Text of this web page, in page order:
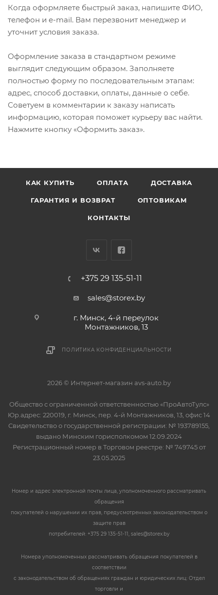
Когда оформляете быстрый заказ, напишите ФИО,
телефон и e-mail. Вам перезвонит менеджер и
уточнит условия заказа.
Оформление заказа в стандартном режиме
выглядит следующим образом. Заполняете
полностью форму по последовательным этапам:
адрес, способ доставки, оплаты, данные о себе.
Советуем в комментарии к заказу написать
информацию, которая поможет курьеру вас найти.
Нажмите кнопку «Оформить заказ».
КАК КУПИТЬ ОПЛАТА ДОСТАВКА
ГАРАНТИЯ И ВОЗВРАТ ОПТОВИКАМ
КОНТАКТЫ
+375 29 135-51-11
sales@storex.by
г. Минск, 4-й переулок
Монтажников, 13
ПОЛИТИКА КОНФИДЕНЦИАЛЬНОСТИ
2026 © Интернет-магазин avs-auto.by
Общество с ограниченной ответственностью «ПроАвтоТулс»
Юр.адрес: 220019, г. Минск, пер. 4-й Монтажников, 13, офис 14
Свидетельство о государственной регистрации: № 193789155,
выдано Минским горисполкомом 12.09.2024
Регистрационный номер в Торговом реестре: № 749745 от
23.05.2025
Номер и адрес электронной почты лица, уполномоченного рассматривать
обращения
покупателей о нарушении их прав, предусмотренных законодательством о
защите прав
потребителей: +375 29 135-51-11, sales@storex.by
Номера уполномоченных рассматривать обращения покупателей в
соответствии
с законодательством об обращениях граждан и юридических лиц: Отдел
торговли и